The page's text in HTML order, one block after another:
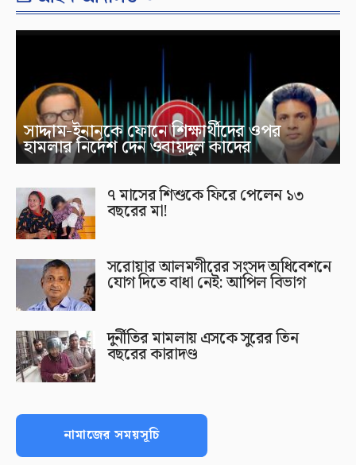
সাদ্দাম-ইনানকে ফোনে শিক্ষার্থীদের ওপর
হামলার নির্দেশ দেন ওবায়দুল কাদের
৭ মাসের শিশুকে ফিরে পেলেন ১৩
বছরের মা!
সরোয়ার আলমগীরের সংসদ অধিবেশনে
যোগ দিতে বাধা নেই: আপিল বিভাগ
দুর্নীতির মামলায় এসকে সুরের তিন
বছরের কারাদণ্ড
নামাজের সময়সূচি